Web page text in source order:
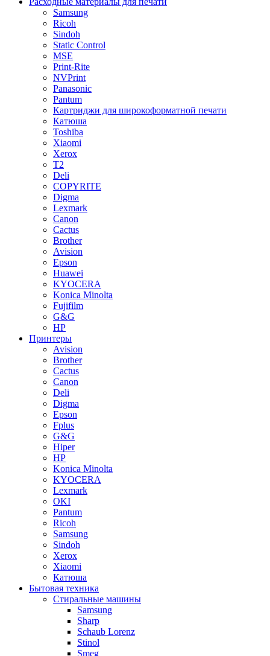
Samsung
Ricoh
Sindoh
Static Control
MSE
Print-Rite
NVPrint
Panasonic
Pantum
Картриджи для широкоформатной печати
Катюша
Toshiba
Xiaomi
Xerox
T2
Deli
COPYRITE
Digma
Lexmark
Canon
Cactus
Brother
Avision
Epson
Huawei
KYOCERA
Konica Minolta
Fujifilm
G&G
HP
Принтеры
Avision
Brother
Cactus
Canon
Deli
Digma
Epson
Fplus
G&G
Hiper
HP
Konica Minolta
KYOCERA
Lexmark
OKI
Pantum
Ricoh
Samsung
Sindoh
Xerox
Xiaomi
Катюша
Бытовая техника
Стиральные машины
Samsung
Sharp
Schaub Lorenz
Stinol
Smeg